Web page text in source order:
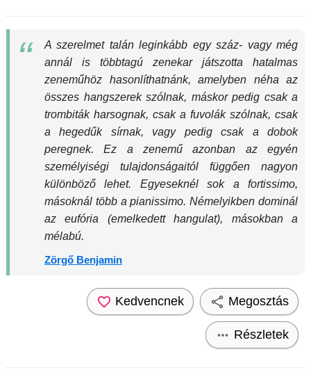
A szerelmet talán leginkább egy száz- vagy még
annál is többtagú zenekar játszotta hatalmas
zeneműhöz hasonlíthatnánk, amelyben néha az
összes hangszerek szólnak, máskor pedig csak a
trombiták harsognak, csak a fuvolák szólnak, csak
a hegedűk sírnak, vagy pedig csak a dobok
peregnek. Ez a zenemű azonban az egyén
személyiségi tulajdonságaitól függően nagyon
különböző lehet. Egyeseknél sok a fortissimo,
másoknál több a pianissimo. Némelyikben dominál
az eufória (emelkedett hangulat), másokban a
mélabú.
Zörgő Benjamin
Kedvencnek Megosztás
Részletek